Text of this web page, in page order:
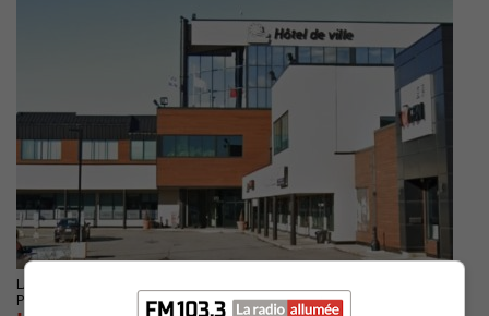
LA PRAIRIE
Publié le 9 juillet 2024 à 11h58